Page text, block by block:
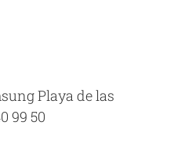
Playa de las
99 50